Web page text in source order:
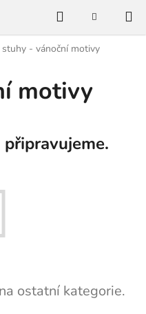
HledatNÁKUPNÍ
stuhy - vánoční motivy
motivy
ostatní kategorie.